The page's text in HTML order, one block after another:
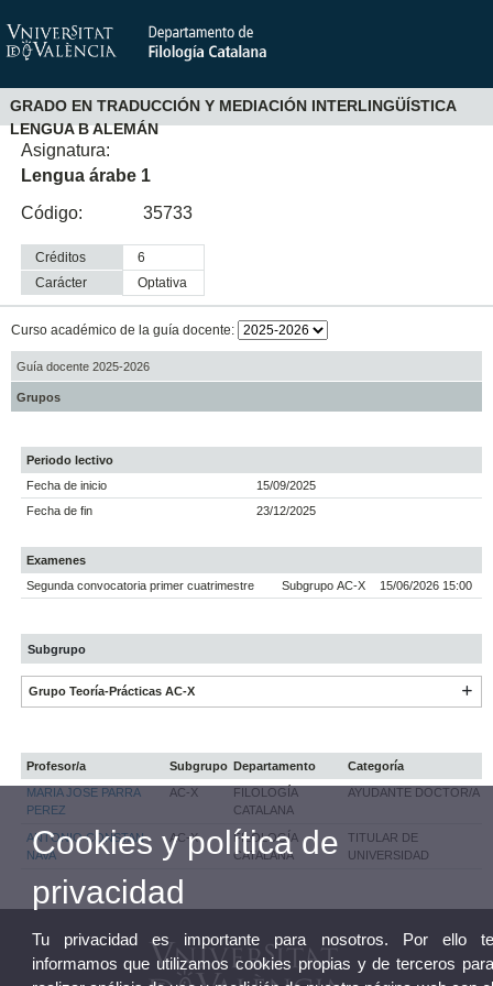
GRADO EN TRADUCCIÓN Y MEDIACIÓN INTERLINGÜÍSTICA
LENGUA B ALEMÁN
Asignatura:
Lengua árabe 1
Código:
35733
Créditos
6
Carácter
optativa
Curso académico de la guía docente:
Guía docente 2025-2026
Grupos
Periodo lectivo
Fecha de inicio
15/09/2025
Fecha de fin
23/12/2025
Examenes
Segunda convocatoria primer cuatrimestre
Subgrupo AC-X 15/06/2026 15:00
Subgrupo
Grupo Teoría-Prácticas AC-X
Profesor/a Subgrupo Departamento
Categoría
MARIA JOSE PARRA
PEREZ
AC-X
FILOLOGÍA
CATALANA
AYUDANTE DOCTOR/A
ANTONIO CONSTAN
NAVA
AC-X
FILOLOGÍA
CATALANA
TITULAR DE
UNIVERSIDAD
Cookies y política de
privacidad
Tu privacidad es importante para nosotros. Por ello
informamos que utilizamos cookies propias y de terceros